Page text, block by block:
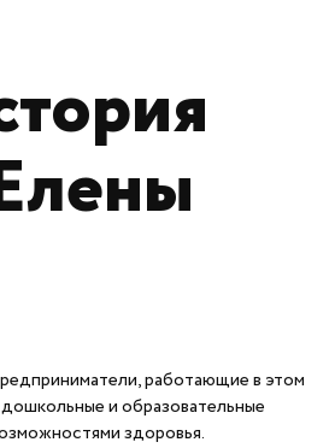
работающие в этом
и образовательные
здоровья.